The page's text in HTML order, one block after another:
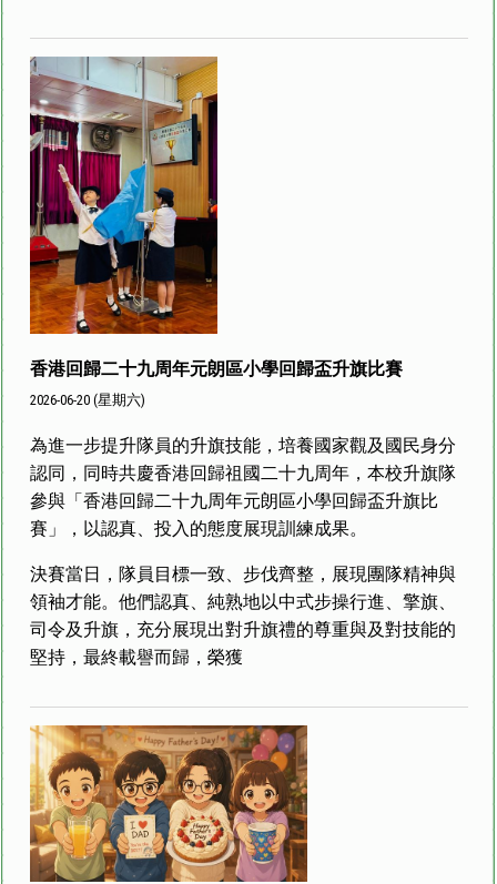
香港回歸二十九周年元朗區小學回歸盃升旗比賽
2026-06-20 (星期六)
為進一步提升隊員的升旗技能，培養國家觀及國民身分
認同，同時共慶香港回歸祖國二十九周年，本校升旗隊
參與「香港回歸二十九周年元朗區小學回歸盃升旗比
賽」，以認真、投入的態度展現訓練成果。
決賽當日，隊員目標一致、步伐齊整，展現團隊精神與
領袖才能。他們認真、純熟地以中式步操行進、擎旗、
司令及升旗，充分展現出對升旗禮的尊重與及對技能的
堅持，最終載譽而歸，榮獲